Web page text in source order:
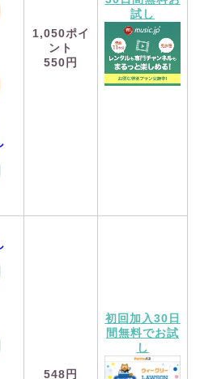
1,050ポイ
ント
550円
試し
548円
初回加入30日
間無料でお試
し